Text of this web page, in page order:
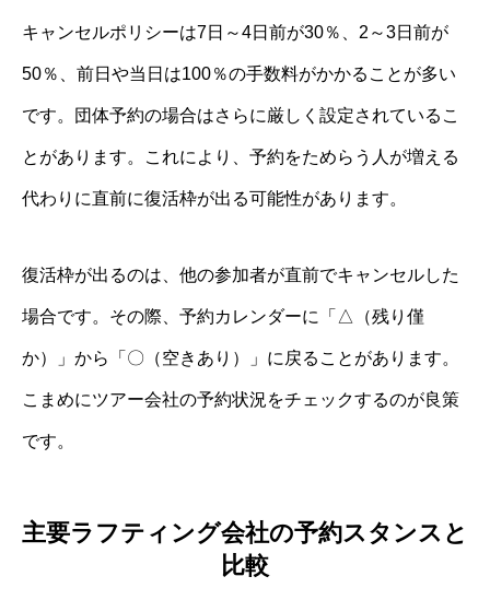
キャンセルポリシーは7日～4日前が30％、2～3日前が
50％、前日や当日は100％の手数料がかかることが多い
です。団体予約の場合はさらに厳しく設定されているこ
とがあります。これにより、予約をためらう人が増える
代わりに直前に復活枠が出る可能性があります。
復活枠が出るのは、他の参加者が直前でキャンセルした
場合です。その際、予約カレンダーに「△（残り僅
か）」から「〇（空きあり）」に戻ることがあります。
こまめにツアー会社の予約状況をチェックするのが良策
です。
主要ラフティング会社の予約スタンスと
比較